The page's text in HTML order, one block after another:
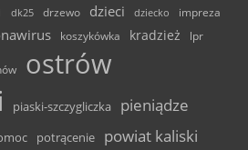
dk25 drzewo dzieci dziecko
impreza
koszykówka kradzież lpr
ostrów
piaski-szczygliczka pieniądze
potrącenie powiat kaliski